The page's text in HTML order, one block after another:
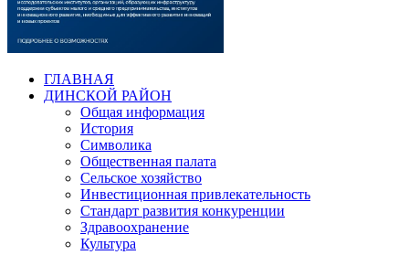
ГЛАВНАЯ
ДИНСКОЙ РАЙОН
Общая информация
История
Символика
Общественная палата
Сельское хозяйство
Инвестиционная привлекательность
Стандарт развития конкуренции
Здравоохранение
Культура